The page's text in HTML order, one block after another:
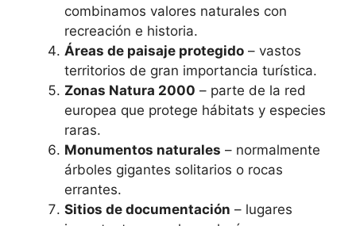
combinamos valores naturales con
recreación e historia.
Áreas de paisaje protegido – vastos
territorios de gran importancia turística.
Zonas Natura 2000 – parte de la red
europea que protege hábitats y especies
raras.
Monumentos naturales – normalmente
árboles gigantes solitarios o rocas
errantes.
Sitios de documentación – lugares